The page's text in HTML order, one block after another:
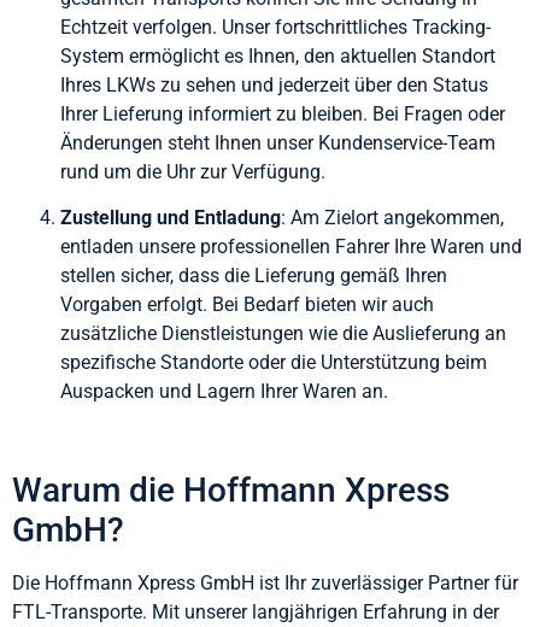
Echtzeit verfolgen. Unser fortschrittliches Tracking-
System ermöglicht es Ihnen, den aktuellen Standort
Ihres LKWs zu sehen und jederzeit über den Status
Ihrer Lieferung informiert zu bleiben. Bei Fragen oder
Änderungen steht Ihnen unser Kundenservice-Team
rund um die Uhr zur Verfügung.
Zustellung und Entladung: Am Zielort angekommen,
entladen unsere professionellen Fahrer Ihre Waren und
stellen sicher, dass die Lieferung gemäß Ihren
Vorgaben erfolgt. Bei Bedarf bieten wir auch
zusätzliche Dienstleistungen wie die Auslieferung an
spezifische Standorte oder die Unterstützung beim
Auspacken und Lagern Ihrer Waren an.
Warum die Hoffmann Xpress
GmbH?
Die Hoffmann Xpress GmbH ist Ihr zuverlässiger Partner für
FTL-Transporte. Mit unserer langjährigen Erfahrung in der